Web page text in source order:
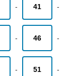
- 41 -
- 46 -
- 51 -